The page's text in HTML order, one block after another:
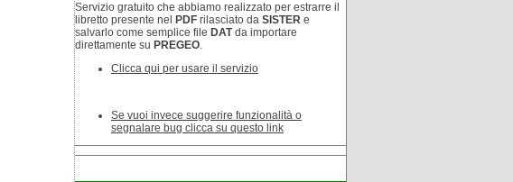
Servizio gratuito che abbiamo realizzato per estrarre il
libretto presente nel
PDF rilasciato da SISTER e
salvarlo come semplice file DATda importare
direttamente su PREGEO.
Clicca qui per usare il servizio
Se vuoi invece suggerire funzionalità o
segnalare bug clicca su questo link